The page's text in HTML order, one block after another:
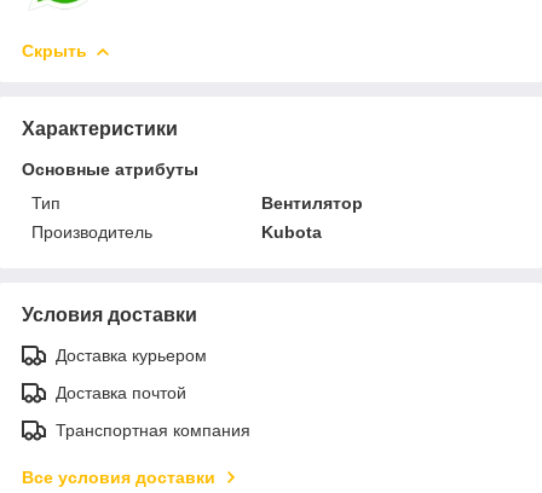
Скрыть
Характеристики
Основные атрибуты
Тип
Вентилятор
Производитель
Kubota
Условия доставки
Доставка курьером
Доставка почтой
Транспортная компания
Все условия доставки